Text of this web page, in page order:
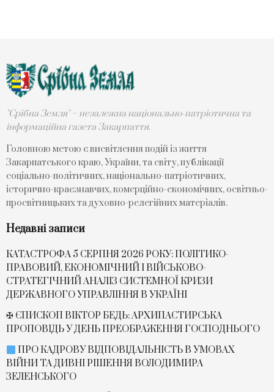
"Срібна Земля" – незалежна національно-патріотична та
інформаційна газета Закарпаття.
Головною метою є висвітлення подій із життя
Закарпатського краю, України, та світу, публікації
соціально-політичних, національно-патріотичних,
історично-краєзнавчих, комерційно-економічних, освітньо-
просвітницьких та духовно-релегійних матеріалів.
Недавні записи
КАТАСТРОФА 5 СЕРПНЯ 2026 РОКУ: ПОЛІТИКО-
ПРАВОВИЙ, ЕКОНОМІЧНИЙ І ВІЙСЬКОВО-
СТРАТЕГІЧНИЙ АНАЛІЗ СИСТЕМНОЇ КРИЗИ
ДЕРЖАВНОГО УПРАВЛІННЯ В УКРАЇНІ
✠ ЄПИСКОП ВІКТОР БЕДЬ: АРХИПАСТИРСЬКА
ПРОПОВІДЬ У ДЕНЬ ПРЕОБРАЖЕННЯ ГОСПОДНЬОГО
ПРО КАДРОВУ ВІДПОВІДАЛЬНІСТЬ В УМОВАХ
ВІЙНИ ТА ДИВНІ РІШЕННЯ ВОЛОДИМИРА
ЗЕЛЕНСЬКОГО